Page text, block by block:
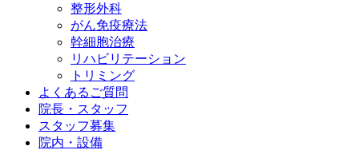
整形外科
がん免疫療法
幹細胞治療
リハビリテーション
トリミング
よくあるご質問
院長・スタッフ
スタッフ募集
院内・設備